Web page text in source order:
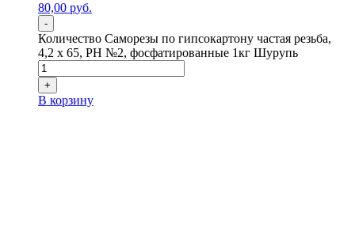
80,00 руб.
-
Количество Саморезы по гипсокартону частая резьба,
4,2 x 65, PH №2, фосфатированные 1кг Шурупь
+
В корзину